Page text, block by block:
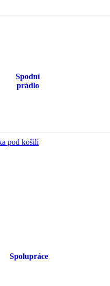
Spodní
prádlo
pod košili
Spolupráce